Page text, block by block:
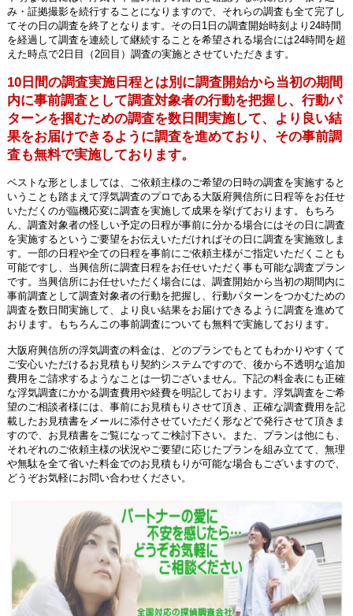
み・証拠撮影を続行することになりますので、それらの調査も全て完了し
てその日の調査を終了となります。その日1日の調査開始時刻より24時間
を経過して調査を連続して継続することを希望される場合には24時間を超
えた時点で2日目（2回目）調査の実施とさせていただきます。
10日間の調査実施日程とは別に調査開始から当初の期間
内に事前調査として調査対象者の行動を把握し、行動パ
ターンを掴むための調査を数日間実施して、より良い結
果をお届けできるように調査を進めており、その事前調
査も無料で実施しております。
ベストな形としましては、ご依頼主様のご希望の日時の調査を実施すると
いうことも踏まえて浮気調査のプロである大阪府興信所に日程等をお任せ
いただくのが臨機応変に調査を実施して成果を挙げております。もちろ
ん、調査対象者の怪しい予定の日程が事前に分かる場合にはその日に調査
を実施するというご要望をお伝えいただければその日に調査を実施致しま
す。一部の日程や全ての日程を事前にご依頼主様がご指定いただくことも
可能ですし、当興信所に調査日程をお任せいただく事も可能な調査プラン
です。当興信所にお任せいただく場合には、調査開始から当初の期間内に
事前調査として調査対象者の行動を把握し、行動パターンをつかむための
調査を数日間実施して、より良い結果をお届けできるように調査を進めて
おります。もちろんこの事前調査についても無料で実施しております。
大阪府興信所の浮気調査の料金は、どのプランでもとてもわかりやすくて
ご安心いただけるお見積もり契約システムですので、後から不透明な追加
費用をご請求するようなことは一切ございません。下記の料金表にも正確
な浮気調査にかかる調査費用や経費を明記しております。浮気調査をご希
望のご相談者様には、事前にお見積もりさせて頂き、正確な調査費用を記
載したお見積書をメールに添付させていただく形などで発行させて頂きま
すので、お見積書をご覧になってご検討下さい。また、プランは他にも、
それぞれのご依頼主様の状況やご要望に応じたプランを組み立てて、無理
や無駄を全て省いた料金でのお見積もりが可能な場合もございますので、
どうぞお気軽にお問い合わせください。